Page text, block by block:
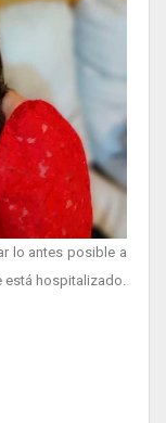
lo antes posible a
hospitalizado.